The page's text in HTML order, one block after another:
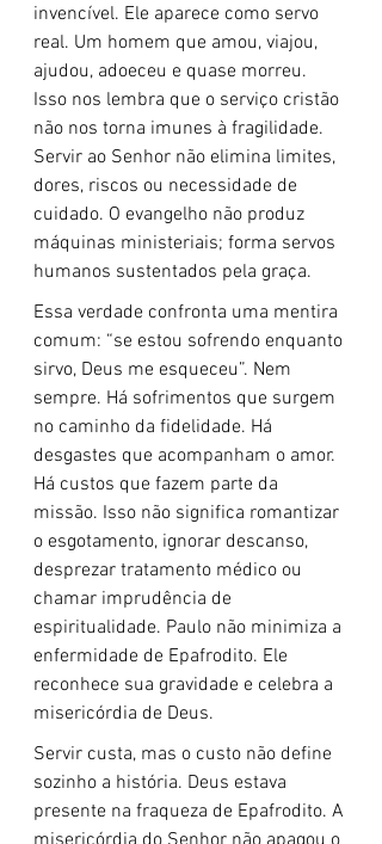
invencível. Ele aparece como servo
real. Um homem que amou, viajou,
ajudou, adoeceu e quase morreu.
Isso nos lembra que o serviço cristão
não nos torna imunes à fragilidade.
Servir ao Senhor não elimina limites,
dores, riscos ou necessidade de
cuidado. O evangelho não produz
máquinas ministeriais; forma servos
humanos sustentados pela graça.
Essa verdade confronta uma mentira
comum: “se estou sofrendo enquanto
sirvo, Deus me esqueceu”. Nem
sempre. Há sofrimentos que surgem
no caminho da fidelidade. Há
desgastes que acompanham o amor.
Há custos que fazem parte da
missão. Isso não significa romantizar
o esgotamento, ignorar descanso,
desprezar tratamento médico ou
chamar imprudência de
espiritualidade. Paulo não minimiza a
enfermidade de Epafrodito. Ele
reconhece sua gravidade e celebra a
misericórdia de Deus.
Servir custa, mas o custo não define
sozinho a história. Deus estava
presente na fraqueza de Epafrodito. A